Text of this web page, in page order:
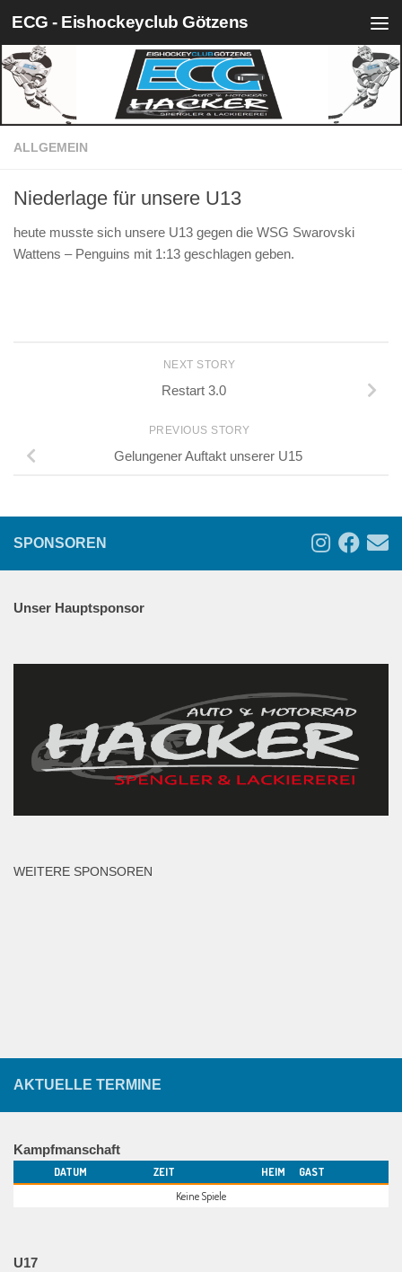
Skip to content
ECG - Eishockeyclub Götzens
ALLGEMEIN
Niederlage für unsere U13
heute musste sich unsere U13 gegen die WSG Swarovski
Wattens – Penguins mit 1:13 geschlagen geben.
NEXT STORY
Restart 3.0
PREVIOUS STORY
Gelungener Auftakt unserer U15
SPONSOREN
Unser Hauptsponsor
WEITERE SPONSOREN
AKTUELLE TERMINE
Kampfmanschaft
DATUM ZEIT HEIM
GAST
Keine Spiele
U17